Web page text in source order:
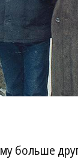
больше